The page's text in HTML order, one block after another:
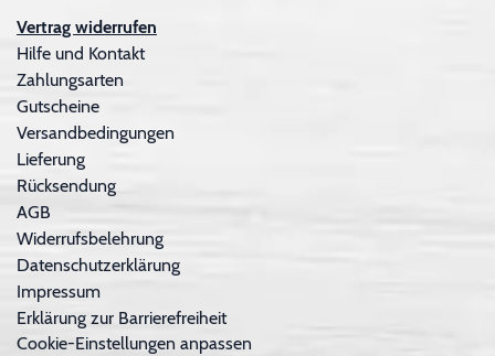
Vertrag widerrufen
Hilfe und Kontakt
Zahlungsarten
Gutscheine
Versandbedingungen
Lieferung
Rücksendung
AGB
Widerrufsbelehrung
Datenschutzerklärung
Impressum
Erklärung zur Barrierefreiheit
Cookie-Einstellungen anpassen